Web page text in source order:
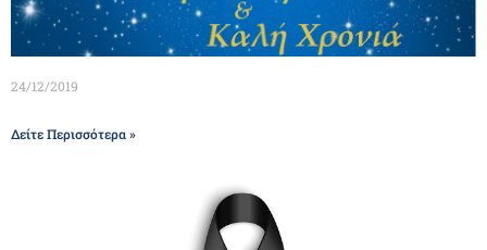
24/12/2019
Δείτε Περισσότερα »